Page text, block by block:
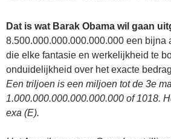
Dat is wat Barak Obama wil gaan
8.500.000.000.000.000.000 een bijna
die elke fantasie en werkelijkheid te
onduidelijkheid over het exacte
Een triljoen is een miljoen tot de 3e
1.000.000.000.000.000.000 of 1018.
exa (E).